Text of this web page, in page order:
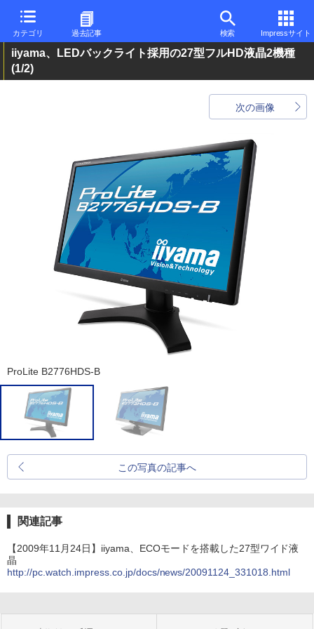
カテゴリ 過去記事 検索 Impressサイト
iiyama、LEDバックライト採用の27型フルHD液晶2機種
(1/2)
次の画像
ProLite B2776HDS-B
この写真の記事へ
関連記事
【2009年11月24日】iiyama、ECOモードを搭載した27型ワイド液
晶
http://pc.watch.impress.co.jp/docs/news/20091124_331018.html